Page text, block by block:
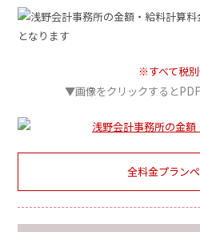
※すべて税
▼画像をクリックすると
全料金プラン